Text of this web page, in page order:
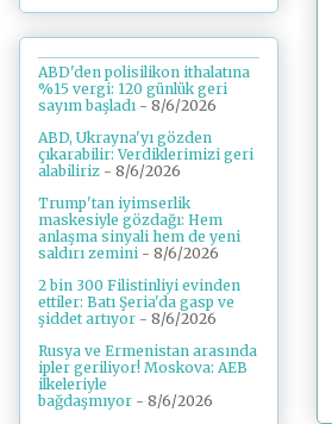
ABD'den polisilikon ithalatına
%15 vergi: 120 günlük geri
sayım başladı - 8/6/2026
ABD, Ukrayna'yı gözden
çıkarabilir: Verdiklerimizi geri
alabiliriz - 8/6/2026
Trump'tan iyimserlik
maskesiyle gözdağı: Hem
anlaşma sinyali hem de yeni
saldırı zemini - 8/6/2026
2 bin 300 Filistinliyi evinden
ettiler: Batı Şeria'da gasp ve
şiddet artıyor - 8/6/2026
Rusya ve Ermenistan arasında
ipler geriliyor! Moskova: AEB
ilkeleriyle
bağdaşmıyor - 8/6/2026